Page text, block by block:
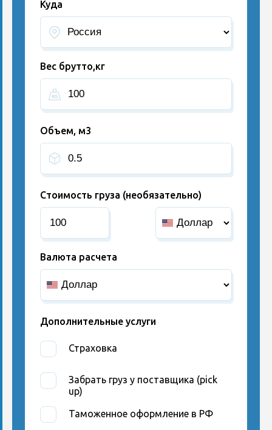
Куда
Вес брутто,кг
Объем, м3
Стоимость груза (необязательно)
Валюта расчета
Дополнительные услуги
Страховка
Забрать груз у поставщика (pick
up)
Таможенное оформление в РФ